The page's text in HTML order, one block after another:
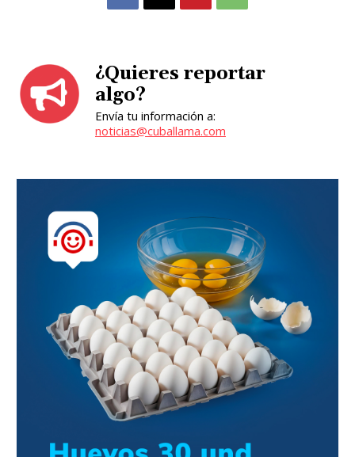
¿Quieres reportar
algo?
Envía tu información a:
noticias@cuballama.com